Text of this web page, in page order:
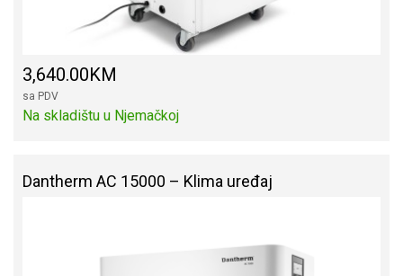
3,640.00KM
sa PDV
Na skladištu u Njemačkoj
Dantherm AC 15000 – Klima uređaj